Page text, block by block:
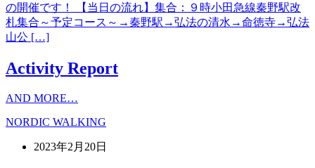
の開催です！ 【当日の流れ】集合：９時小田急線秦野駅改
札集合～予定コース～→秦野駅→弘法の清水→命徳寺→弘法
山公 […]
Activity Report
AND MORE…
NORDIC WALKING
2023年2月20日